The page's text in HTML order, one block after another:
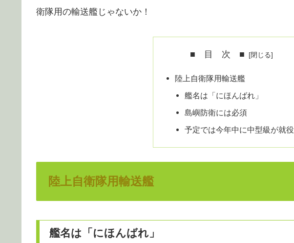
衛隊用の輸送艦じゃないか！
■ 目 次 ■
陸上自衛隊用輸送艦
艦名は「にほんばれ」
島嶼防衛には必須
予定では今年中に中型級が就役
陸上自衛隊用輸送艦
艦名は「にほんばれ」